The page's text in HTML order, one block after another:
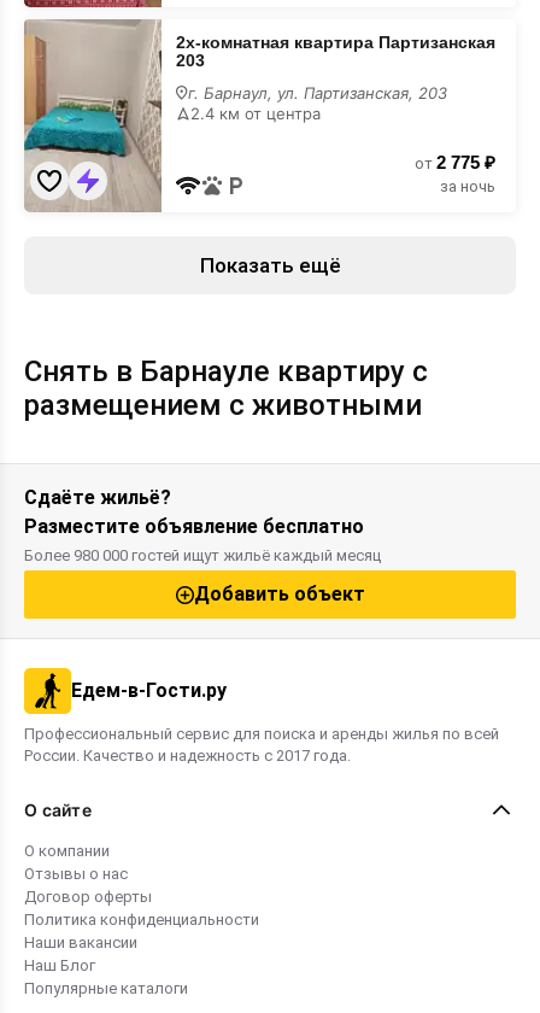
2х-
комнатная
203
с
размещением
животными
2х-комнатная квартира Партизанская
203
г. Барнаул, ул. Партизанская, 203
2.4 км от центра
от 2 775 ₽
за ночь
Показать ещё
Снять в Барнауле квартиру с
размещением с животными
Сдаёте жильё?
Разместите объявление бесплатно
Более 980 000 гостей ищут жильё каждый месяц
Добавить объект
Едем-в-Гости.ру
Профессиональный сервис для поиска и аренды жилья по всей
России. Качество и надежность с 2017 года.
О сайте
О компании
Отзывы о нас
Договор оферты
Политика конфиденциальности
Наши вакансии
Наш Блог
Популярные каталоги